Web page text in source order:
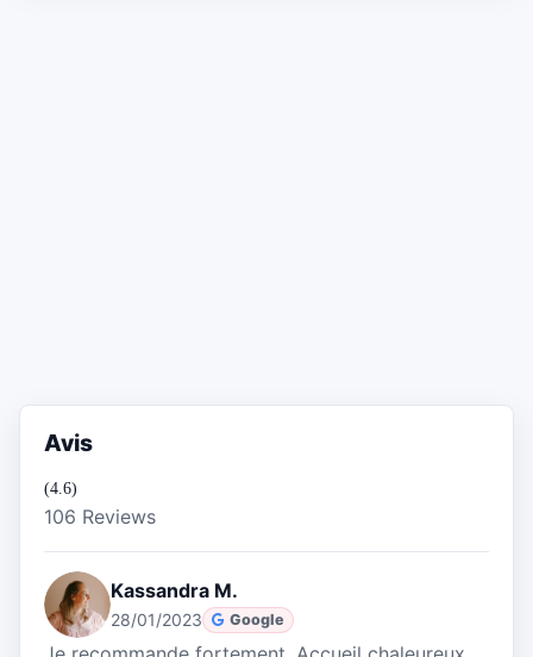
Avis
(4.6)
106 Reviews
Kassandra M.
28/01/2023 Google